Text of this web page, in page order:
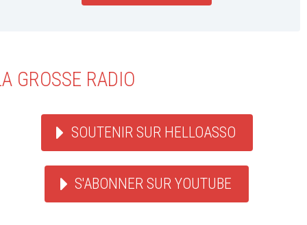
GROSSE RADIO
SOUTENIR SUR HELLOASSO
S'ABONNER SUR YOUTUBE